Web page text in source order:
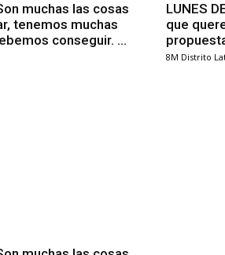
muchas las cosas
tenemos muchas
conseguir. …
LUNES
que
8M Distrito